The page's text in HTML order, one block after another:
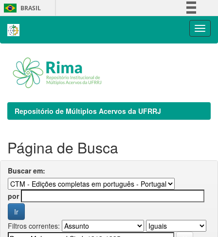
Skip
navigation
BRASIL
Repositório de Múltiplos Acervos da UFRRJ
Página de Busca
Buscar em:
por
Filtros correntes: